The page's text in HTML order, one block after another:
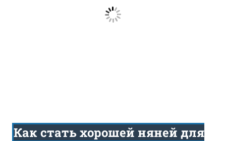
Как стать хорошей няней для